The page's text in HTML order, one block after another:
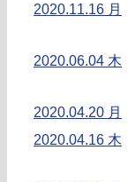
2020.11.16 月
2020.06.04 木
2020.04.20 月
2020.04.16 木